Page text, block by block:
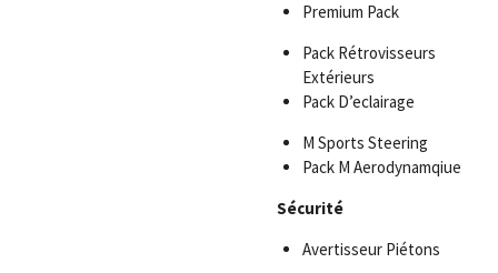
Premium Pack
Pack Rétrovisseurs
Extérieurs
Pack D’eclairage
M Sports Steering
Pack M Aerodynamqiue
Sécurité
Avertisseur Piétons